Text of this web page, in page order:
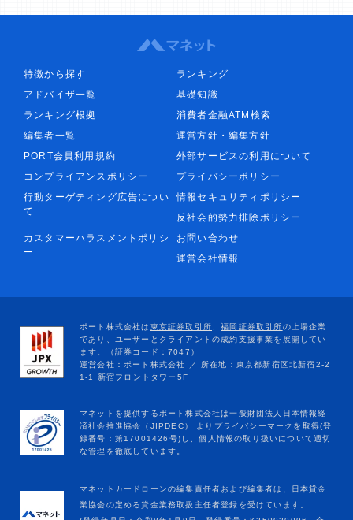
特徴から探す
ランキング
アドバイザ一覧
基礎知識
ランキング根拠
消費者金融ATM検索
編集者一覧
運営方針・編集方針
PORT会員利用規約
外部サービスの利用について
コンプライアンスポリシー
プライバシーポリシー
行動ターゲティング広告につい
て
情報セキュリティポリシー
反社会的勢力排除ポリシー
カスタマーハラスメントポリシ
ー
お問い合わせ
運営会社情報
マネットカードローンの編集責任者および編集者は、日本貸金
業協会の定める貸金業務取扱主任者登録を受けています。